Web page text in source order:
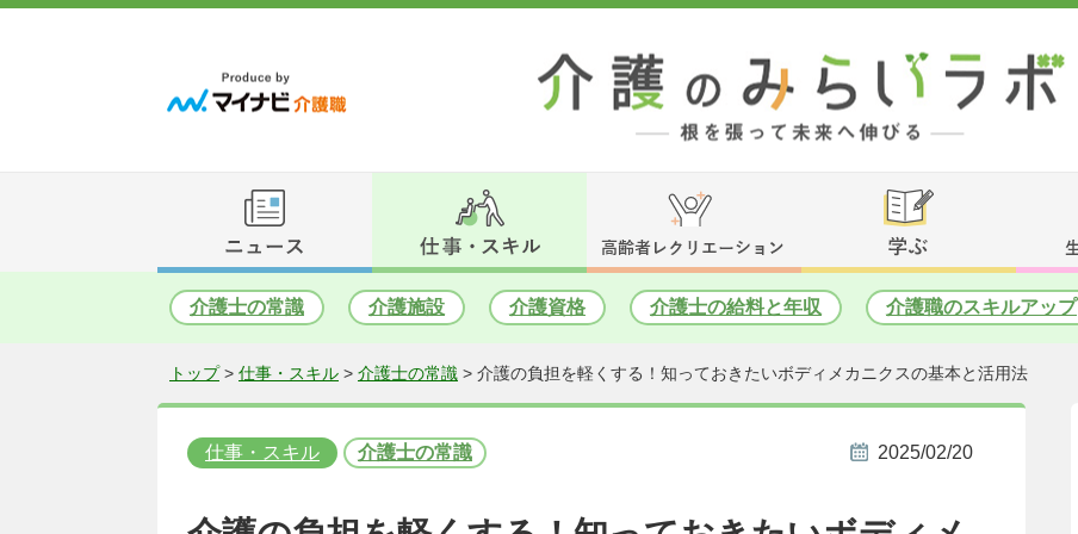
介護士の常識 介護施設 介護資格 介護士の給料と年収 介護職のスキルアップ
トップ> 仕事・スキル > 介護士の常識 > 介護の負担を軽くする！知っておきたいボディメカニクスの基本と活用法
仕事・スキル 介護士の常識 2025/02/20